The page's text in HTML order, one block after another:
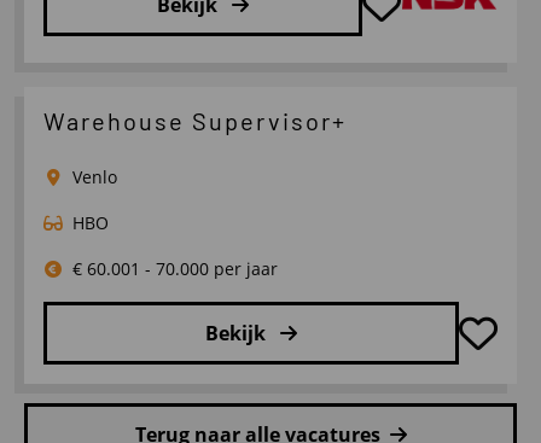
over
Medewerker
Warehouse Supervisor+
Venlo
HBO
€ 60.001 - 70.000 per jaar
Bekijk
meer
Terug naar alle vacatures